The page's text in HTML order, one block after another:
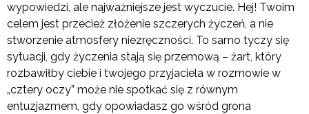
wypowiedzi, ale najważniejsze jest wyczucie. Hej! Twoim
celem jest przecież złożenie szczerych życzeń, a nie
stworzenie atmosfery niezręczności. To samo tyczy się
sytuacji, gdy życzenia stają się przemową – żart, który
rozbawiłby ciebie i twojego przyjaciela w rozmowie w
„cztery oczy” może nie spotkać się z równym
entuzjazmem, gdy opowiadasz go wśród grona